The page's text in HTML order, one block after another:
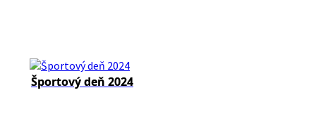
Športový deň 2024